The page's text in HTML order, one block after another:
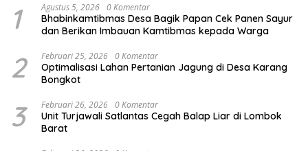
1 Agustus 5, 2026 0 Komentar
Bhabinkamtibmas Desa Bagik Papan Cek Panen Sayur
dan Berikan Imbauan Kamtibmas kepada Warga
2 Februari 25, 2026 0 Komentar
Optimalisasi Lahan Pertanian Jagung di Desa Karang
Bongkot
3 Februari 26, 2026 0 Komentar
Unit Turjawali Satlantas Cegah Balap Liar di Lombok
Barat